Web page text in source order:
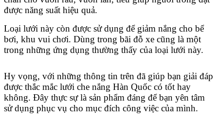
được năng suất hiệu quả.
Loại lưới này còn được sử dụng để giảm nắng cho bể
bơi, khu vui chơi. Dùng trong bãi đỗ xe cũng là một
trong những ứng dụng thường thấy của loại lưới này.
Hy vọng, với những thông tin trên đã giúp bạn giải đáp
được thắc mắc lưới che nắng Hàn Quốc có tốt hay
không. Đây thực sự là sản phẩm đáng để bạn yên tâm
sử dụng phục vụ cho mục đích công việc của mình.